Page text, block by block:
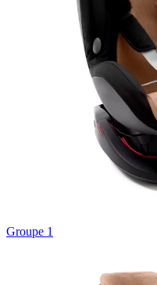
Groupe 1